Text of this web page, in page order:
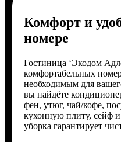
Комфорт и
номере
Гостиница ‘Экодом
комфортабельных
необходимым для
вы найдёте
фен, утюг, чай/кофе,
кухонную плиту, сейф
уборка гарантирует